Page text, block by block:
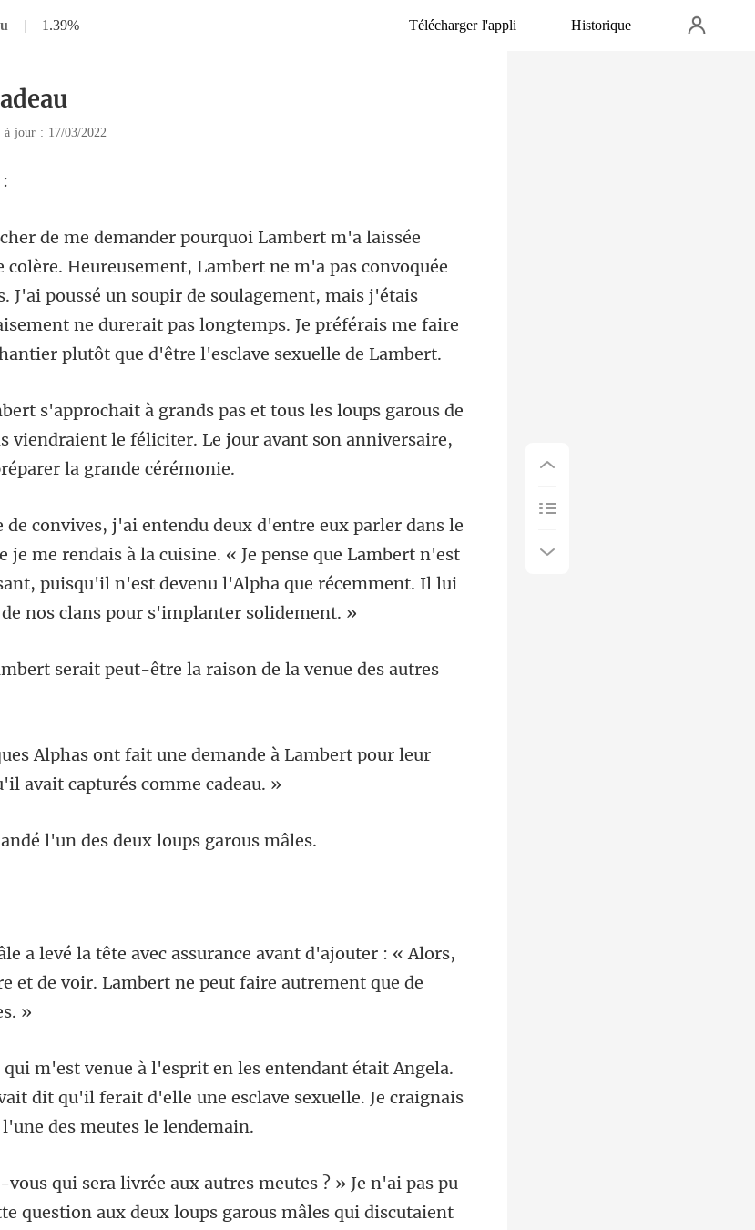
| 1.39% Télécharger l'appli Historique
à jour : 17/03/2022
m'a pas convoquée
J'ai poussé un soupir de soulagement, mais j'étais
ne
garous de
viendraient le féliciter. Le jour ava
je me rendais à la cuisine. « Je pense que Lambert n'est
puisqu'il n'est
erait peut-être la raison de l
une demande à Lambert pour leur
l'un des deux
'ajouter : « Alors,
et de voir. Lam
gela.
dit qu'il ferait d'elle une esclave sexue
discutaient